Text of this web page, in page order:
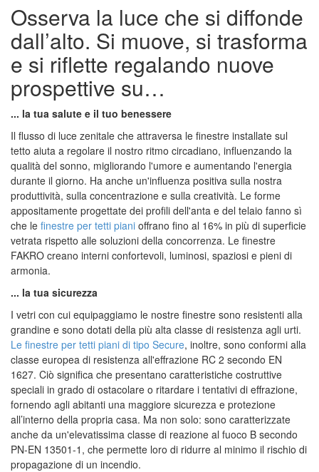
Osserva la luce che si diffonde
dall’alto. Si muove, si trasforma
e si riflette regalando nuove
prospettive su…
... la tua salute e il tuo benessere
Il flusso di luce zenitale che attraversa le finestre installate sul
tetto aiuta a regolare il nostro ritmo circadiano, influenzando la
qualità del sonno, migliorando l'umore e aumentando l'energia
durante il giorno. Ha anche un'influenza positiva sulla nostra
produttività, sulla concentrazione e sulla creatività. Le forme
appositamente progettate dei profili dell'anta e del telaio fanno sì
che le finestre per tetti piani offrano fino al 16% in più di superficie
vetrata rispetto alle soluzioni della concorrenza. Le finestre
FAKRO creano interni confortevoli, luminosi, spaziosi e pieni di
armonia.
... la tua sicurezza
I vetri con cui equipaggiamo le nostre finestre sono resistenti alla
grandine e sono dotati della più alta classe di resistenza agli urti.
Le finestre per tetti piani di tipo Secure, inoltre, sono conformi alla
classe europea di resistenza all'effrazione RC 2 secondo EN
1627. Ciò significa che presentano caratteristiche costruttive
speciali in grado di ostacolare o ritardare i tentativi di effrazione,
fornendo agli abitanti una maggiore sicurezza e protezione
all’interno della propria casa. Ma non solo: sono caratterizzate
anche da un'elevatissima classe di reazione al fuoco B secondo
PN-EN 13501-1, che permette loro di ridurre al minimo il rischio di
propagazione di un incendio.